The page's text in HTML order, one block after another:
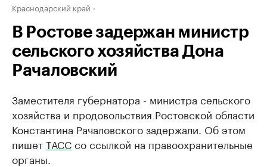
Краснодарский край
В Ростове задержан министр
сельского хозяйства Дона
Рачаловский
Заместителя губернатора - министра сельского
хозяйства и продовольствия Ростовской области
Константина Рачаловского задержали. Об этом
пишетТАССсо ссылкой на правоохранительные
органы.